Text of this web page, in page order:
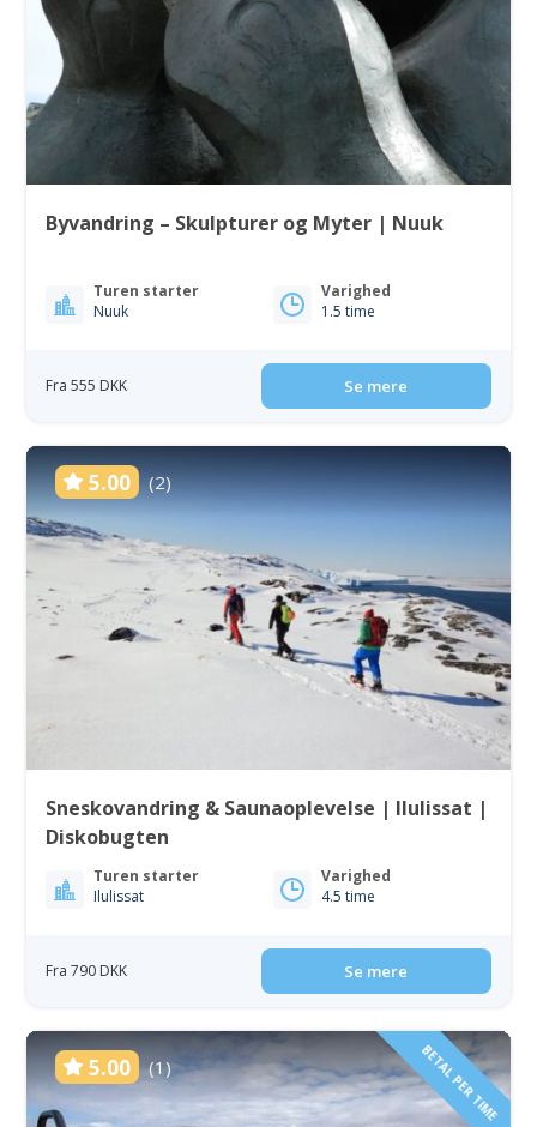
Byvandring – Skulpturer og Myter | Nuuk
Turen starter
Nuuk
Varighed
1.5 time
Fra 555 DKK Se mere
5.00 (2)
Sneskovandring & Saunaoplevelse | Ilulissat |
Diskobugten
Turen starter
Ilulissat
Varighed
4.5 time
Fra 790 DKK Se mere
5.00 (1) BETAL PER TIME